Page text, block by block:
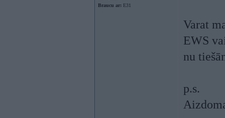
Braucu ar: E31
Varat
EWS
nu
p.s.